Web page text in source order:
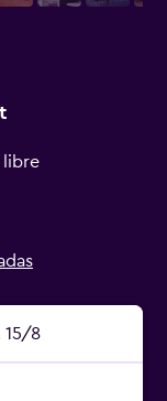
libre
15/8